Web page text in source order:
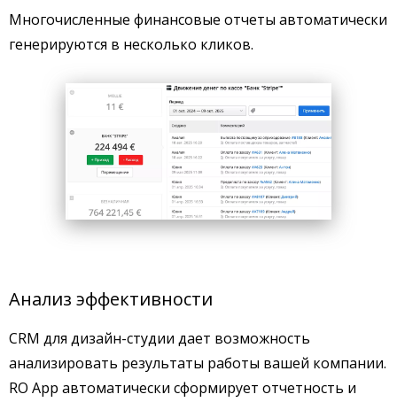
Многочисленные финансовые отчеты автоматически
генерируются в несколько кликов.
Анализ эффективности
CRM для дизайн-студии дает возможность
анализировать результаты работы вашей компании.
RO App автоматически сформирует отчетность и